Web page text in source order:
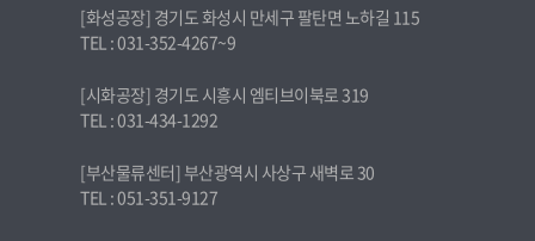
[화성공장] 경기도 화성시 만세구 팔탄면 노하길 115
TEL : 031-352-4267~9
[시화공장] 경기도 시흥시 엠티브이북로 319
TEL : 031-434-1292
[부산물류센터] 부산광역시 사상구 새벽로 30
TEL : 051-351-9127